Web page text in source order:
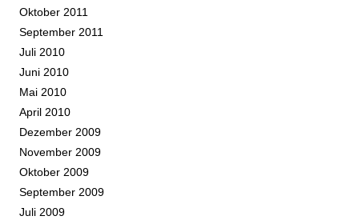
Oktober 2011
September 2011
Juli 2010
Juni 2010
Mai 2010
April 2010
Dezember 2009
November 2009
Oktober 2009
September 2009
Juli 2009